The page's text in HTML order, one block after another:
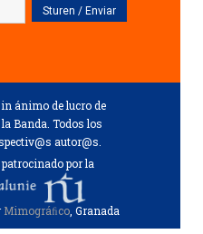
ánimo de lucro de
Banda. Todos los
autor@s.
por la
Mimográﬁco, Granada